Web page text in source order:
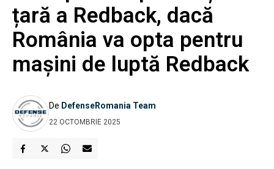
țară a Redback, dacă
România va opta pentru
mașini de luptă Redback
De DefenseRomania Team
22 OCTOMBRIE 2025